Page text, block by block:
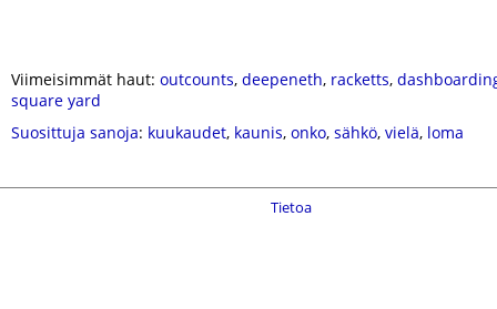
Viimeisimmät haut: outcounts, deepeneth, racketts,
square yard
Suosittuja sanoja: kuukaudet, kaunis, onko, sähkö, vielä, loma
Tietoa